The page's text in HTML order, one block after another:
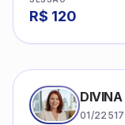
R$ 120
01/22517